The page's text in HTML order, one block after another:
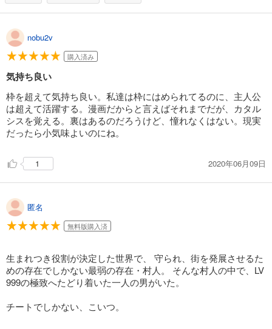
LV999の村人(15)
試し読み
あらすじを表示する
LV999の村人(16)
カート
LV999の村人(17)
試し読み
あらすじを表示する
LV999の村人(18)
nobu2v
購入済み
気持ち良い
枠を超えて気持ち良い。私達は枠にはめられてるのに、主人公
は超えて活躍する。漫画だからと言えばそれまでだが、カタル
シスを覚える。裏はあるのだろうけど、憧れなくはない。現実
だったら小気味よいのにね。
1 2020年06月09日
匿名
無料版購入済
生まれつき役割が決定した世界で、 守られ、街を発展させるた
めの存在でしかない最弱の存在・村人。 そんな村人の中で、LV
999の極致へたどり着いた一人の男がいた。
チートでしかない、こいつ。